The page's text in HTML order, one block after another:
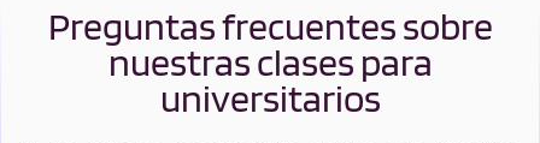
Preguntas frecuentes sobre
nuestras clases para
universitarios